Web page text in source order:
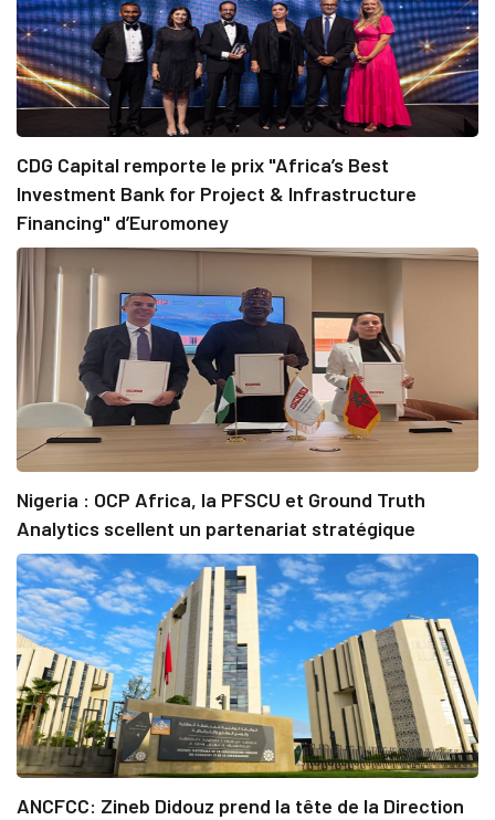
CDG Capital remporte le prix "Africa’s Best
Investment Bank for Project & Infrastructure
Financing" d’Euromoney
Nigeria : OCP Africa, la PFSCU et Ground Truth
Analytics scellent un partenariat stratégique
ANCFCC: Zineb Didouz prend la tête de la Direction